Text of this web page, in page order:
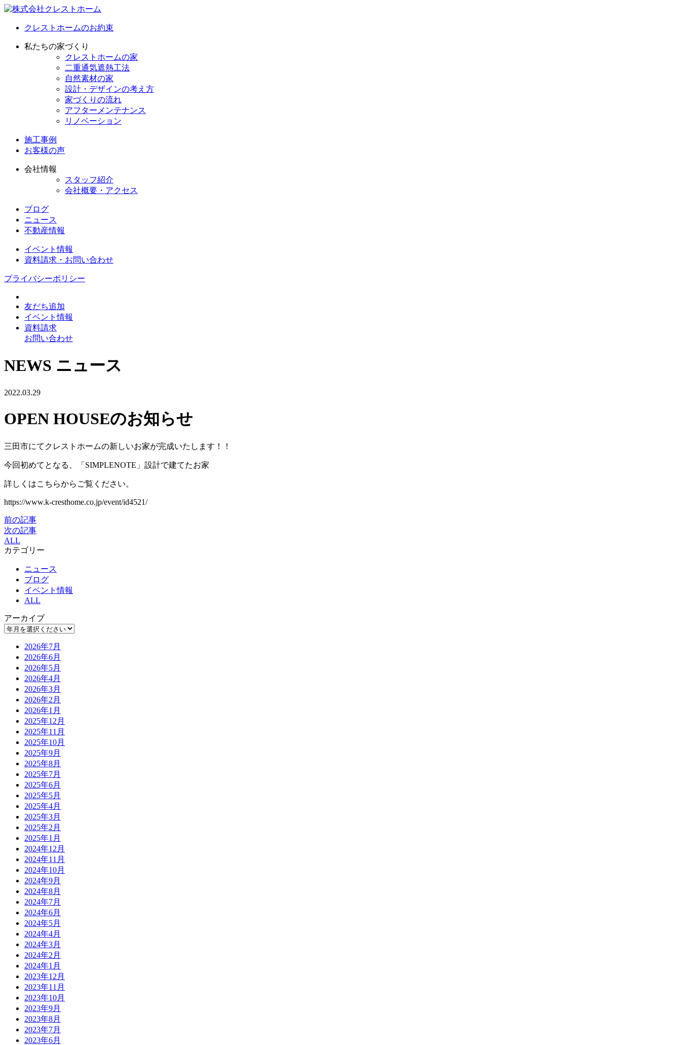
クレストホームのお約束
私たちの家づくり
クレストホームの家
二重通気遮熱工法
自然素材の家
設計・デザインの考え方
家づくりの流れ
アフターメンテナンス
リノベーション
施工事例
お客様の声
会社情報
スタッフ紹介
会社概要・アクセス
ブログ
ニュース
不動産情報
イベント情報
資料請求・お問い合わせ
プライバシーポリシー
友だち追加
イベント情報
資料請求
お問い合わせ
NEWS ニュース
2022.03.29
OPEN HOUSEのお知らせ
三田市にてクレストホームの新しいお家が完成いたします！！
今回初めてとなる、「SIMPLENOTE」設計で建てたお家
詳しくはこちらからご覧ください。
https://www.k-cresthome.co.jp/event/id4521/
前の記事
次の記事
ALL
カテゴリー
ニュース
ブログ
イベント情報
ALL
アーカイブ
2026年7月
2026年6月
2026年5月
2026年4月
2026年3月
2026年2月
2026年1月
2025年12月
2025年11月
2025年10月
2025年9月
2025年8月
2025年7月
2025年6月
2025年5月
2025年4月
2025年3月
2025年2月
2025年1月
2024年12月
2024年11月
2024年10月
2024年9月
2024年8月
2024年7月
2024年6月
2024年5月
2024年4月
2024年3月
2024年2月
2024年1月
2023年12月
2023年11月
2023年10月
2023年9月
2023年8月
2023年7月
2023年6月